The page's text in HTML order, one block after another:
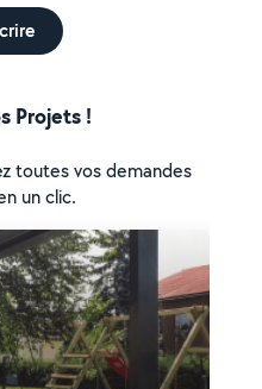
Projets !
toutes vos demandes
un clic.